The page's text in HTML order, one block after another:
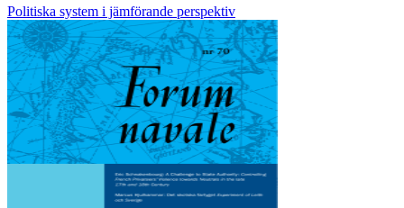
Politiska system i jämförande perspektiv